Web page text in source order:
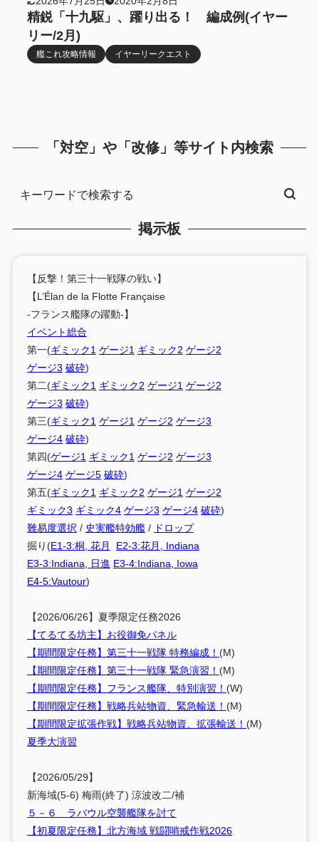
精鋭「十九駆」、躍り出る！ 編成例(イヤー
リー/2月)
艦これ攻略情報 イヤーリークエスト
「対空」や「改修」等サイト内検索
掲示板
【反撃！第三十一戦隊の戦い】
【L’Élan de la Flotte Française
-フランス艦隊の躍動-】
イベント総合
第一(ギミック1 ゲージ1 ギミック2 ゲージ2
ゲージ3 破砕)
第二(ギミック1 ギミック2 ゲージ1 ゲージ2
ゲージ3 破砕)
第三(ギミック1 ゲージ1 ゲージ2 ゲージ3
ゲージ4 破砕)
第四(ゲージ1 ギミック1 ゲージ2 ゲージ3
ゲージ4 ゲージ5 破砕)
第五(ギミック1 ギミック2 ゲージ1 ゲージ2
ギミック3 ギミック4 ゲージ3 ゲージ4 破砕)
難易度選択 / 史実艦特効艦/ ドロップ
掘り(E1-3:桐, 花月
E2-3:花月, Indiana
E3-3:Indiana, 日進 E3-4:Indiana, Iowa
E4-5:Vautour)
【2026/06/26】夏季限定任務2026
【てるてる坊主】お役御免パネル
【期間限定任務】第三十一戦隊 特務編成！ (M)
【期間限定任務】第三十一戦隊 緊急演習！ (M)
【期間限定任務】フランス艦隊、特別演習！ (W)
【期間限定任務】戦略兵站物資、緊急輸送！ (M)
【期間限定拡張作戦】戦略兵站物資、拡張輸送！ (M)
夏季大演習
【2026/05/29】
新海域(5-6) 梅雨(終了) 涼波改二/補
５－６ ラバウル空襲艦隊を討て
【初夏限定任務】北方海域 戦闘哨戒作戦2026